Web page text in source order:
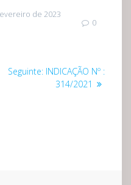
de 2023
0
Seguinte: Post
seguinte:
INDICAÇÃO Nº :
314/2021